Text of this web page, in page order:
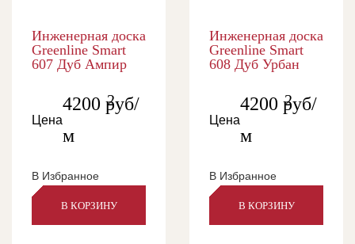
Инженерная доска
Greenline Smart
607 Дуб Ампир
Цена
4200 руб/
м
2
В Избранное
В КОРЗИНУ
Инженерная доска
Greenline Smart
608 Дуб Урбан
Цена
4200 руб/
м
2
В Избранное
В КОРЗИНУ